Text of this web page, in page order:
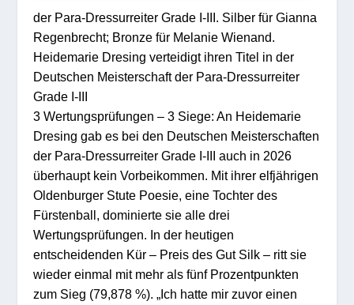
der Para-Dressurreiter Grade I-III. Silber für Gianna
Regenbrecht; Bronze für Melanie Wienand.
Heidemarie Dresing verteidigt ihren Titel in der
Deutschen Meisterschaft der Para-Dressurreiter
Grade I-III
3 Wertungsprüfungen – 3 Siege: An Heidemarie
Dresing gab es bei den Deutschen Meisterschaften
der Para-Dressurreiter Grade I-III auch in 2026
überhaupt kein Vorbeikommen. Mit ihrer elfjährigen
Oldenburger Stute Poesie, eine Tochter des
Fürstenball, dominierte sie alle drei
Wertungsprüfungen. In der heutigen
entscheidenden Kür – Preis des Gut Silk – ritt sie
wieder einmal mit mehr als fünf Prozentpunkten
zum Sieg (79,878 %). „Ich hatte mir zuvor einen